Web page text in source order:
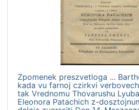
Zpomenek preszvetloga ...
kada vu farnoj czirkvi
tak Vrednomu Thovarushu
Eleonora Patachich z-